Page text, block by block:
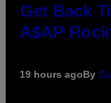
Get Back
A$AP
19 hours agoBy